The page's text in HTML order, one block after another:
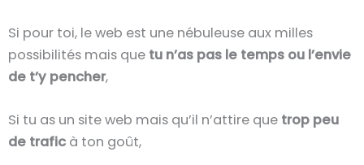
Si pour toi, le web est une nébuleuse aux milles
possibilités mais que tu n’as pas le temps ou l’envie
de t’y pencher,
Si tu as un site web mais qu’il n’attire que trop peu
de trafic à ton goût,